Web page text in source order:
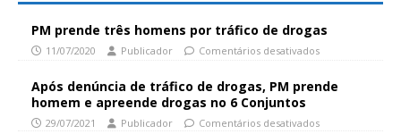
PM prende três homens por tráfico de drogas
11/07/2020 Publicador Comentários desativados
Após denúncia de tráfico de drogas, PM prende
homem e apreende drogas no 6 Conjuntos
29/07/2021 Publicador Comentários desativados